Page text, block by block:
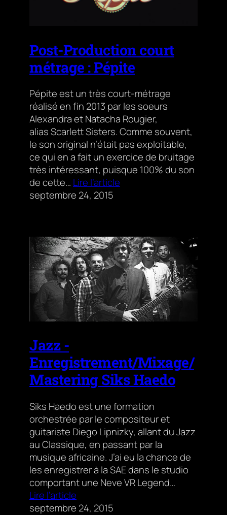
Post-Production court
métrage : Pépite
Pépite est un très court-métrage
réalisé en fin 2013 par les soeurs
Alexandra et Natacha Rougier,
alias Scarlett Sisters. Comme souvent,
le son original n’était pas exploitable,
ce qui en a fait un exercice de bruitage
très intéressant, puisque 100% du son
de cette… Lire l’article
septembre 24, 2015
Jazz -
Enregistrement/Mixage/
Mastering Siks Haedo
Siks Haedo est une formation
orchestrée par le compositeur et
guitariste Diego Lipnizky, allant du Jazz
au Classique, en passant par la
musique africaine. J’ai eu la chance de
les enregistrer à la SAE dans le studio
comportant une Neve VR Legend…
Lire l’article
septembre 24, 2015